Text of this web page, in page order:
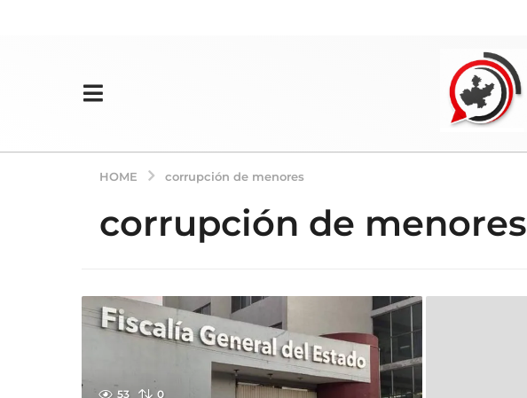
HOME corrupción de menores
corrupción de menores
53 0